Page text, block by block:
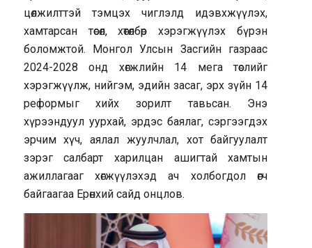
цөлжилттэй тэмцэх чиглэлд идэвхжүүлэх,
хамтарсан төсөл, хөтөлбөр хэрэгжүүлэх бүрэн
боломжтой. Монгол Улсын Засгийн газраас
2024-2028 онд хөгжлийн 14 мега төслийг
хэрэгжүүлж, нийгэм, эдийн засаг, эрх зүйн 14
реформыг хийх зорилт тавьсан. Энэ
хүрээндуул уурхай, эрдэс баялаг, сэргээгдэх
эрчим хүч, аялал жуулчлал, хот байгуулалт
зэрэг салбарт харилцан ашигтай хамтын
ажиллагааг хөгжүүлэхэд ач холбогдол өгч
байгаагаа Ерөнхий сайд онцлов.